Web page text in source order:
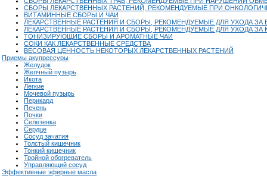
СБОРЫ ЛЕКАРСТВЕННЫХ РАСТЕНИЙ, РЕКОМЕНДУЕМЫЕ ПРИ
ВИТАМИННЫЕ СБОРЫ И ЧАИ
ЛЕКАРСТВЕННЫЕ РАСТЕНИЯ И СБОРЫ, РЕКОМЕНДУЕМЫЕ ДЛЯ УХОДА ЗА
ЛЕКАРСТВЕННЫЕ РАСТЕНИЯ И СБОРЫ, РЕКОМЕНДУЕМЫЕ ДЛЯ УХОДА ЗА
ТОНИЗИРУЮЩИЕ СБОРЫ И АРОМАТНЫЕ ЧАИ
СОКИ КАК ЛЕКАРСТВЕННЫЕ СРЕДСТВА
ВЕСОВАЯ ЦЕННОСТЬ НЕКОТОРЫХ ЛЕКАРСТВЕННЫХ РАСТЕНИЙ
Приемы акупрессуры
Желудок
Желчный пузырь
Икота
Легкие
Мочевой пузырь
Перикард
Печень
Почки
Селезенка
Сердце
Сосуд зачатия
Толстый кишечник
Тонкий кишечник
Тройной обогреватель
Управляющий сосуд
Эффективные эфирные масла